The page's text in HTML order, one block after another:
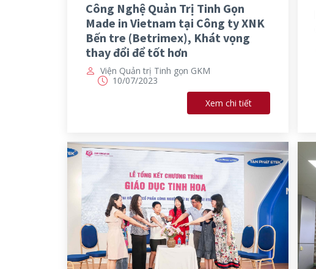
Công Nghệ Quản Trị Tinh Gọn
Made in Vietnam tại Công ty XNK
Bến tre (Betrimex), Khát vọng
thay đổi để tốt hơn
Viện Quản trị Tinh gọn GKM
10/07/2023
Xem chi tiết